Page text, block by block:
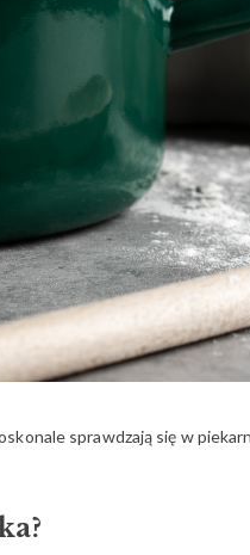
sprawdzają się w